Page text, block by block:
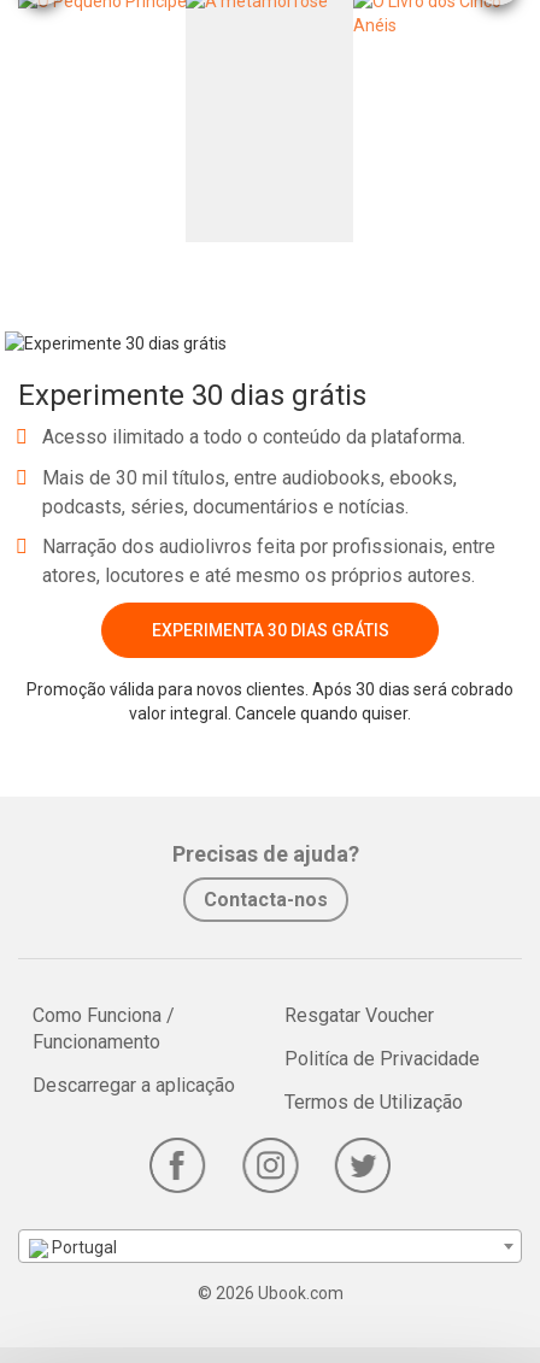
Experimente 30 dias grátis
Acesso ilimitado a todo o conteúdo da plataforma.
Mais de 30 mil títulos, entre audiobooks, ebooks,
podcasts, séries, documentários e notícias.
Narração dos audiolivros feita por profissionais, entre
atores, locutores e até mesmo os próprios autores.
EXPERIMENTA 30 DIAS GRÁTIS
Promoção válida para novos clientes. Após 30 dias será cobrado
valor integral. Cancele quando quiser.
Precisas de ajuda?
Contacta-nos
Como Funciona /
Funcionamento
Descarregar a aplicação
Resgatar Voucher
Politíca de Privacidade
Termos de Utilização
Portugal
© 2026 Ubook.com